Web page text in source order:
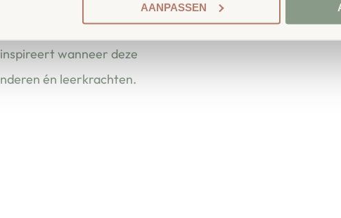
AANPASSEN
School
onderwijsmeubilair. Wij
wanneer deze
én leerkrachten.